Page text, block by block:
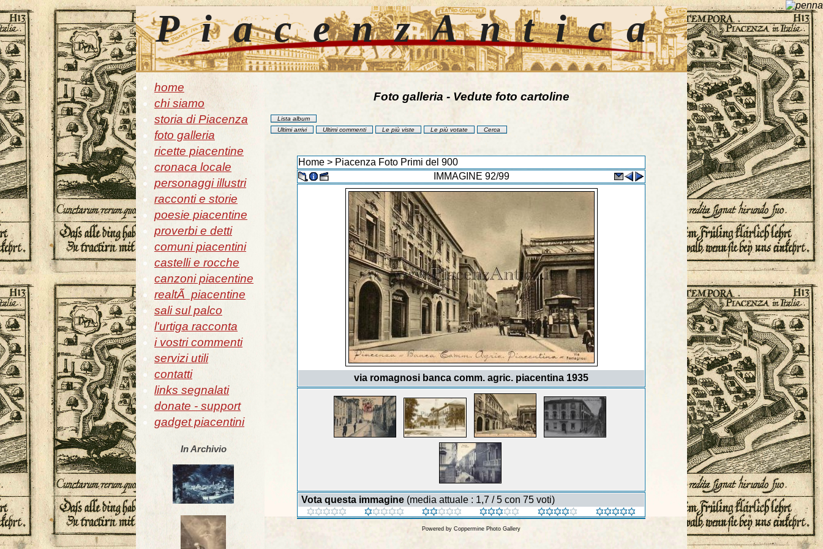
PiacenzAntica
home
chi siamo
storia di Piacenza
foto galleria
ricette piacentine
cronaca locale
personaggi illustri
racconti e storie
poesie piacentine
proverbi e detti
comuni piacentini
castelli e rocche
canzoni piacentine
realtÃ piacentine
sali sul palco
l'urtiga racconta
i vostri commenti
servizi utili
contatti
links segnalati
donate - support
gadget piacentini
In Archivio
Foto galleria - Vedute foto cartoline
Lista album
Ultimi arrivi
Ultimi commenti Le più viste Le più votate Cerca
Home > Piacenza Foto Primi del 900
IMMAGINE 92/99
via romagnosi banca comm. agric. piacentina 1935
Vota questa immagine (media attuale : 1,7 / 5 con 75 voti)
Powered by Coppermine Photo Gallery